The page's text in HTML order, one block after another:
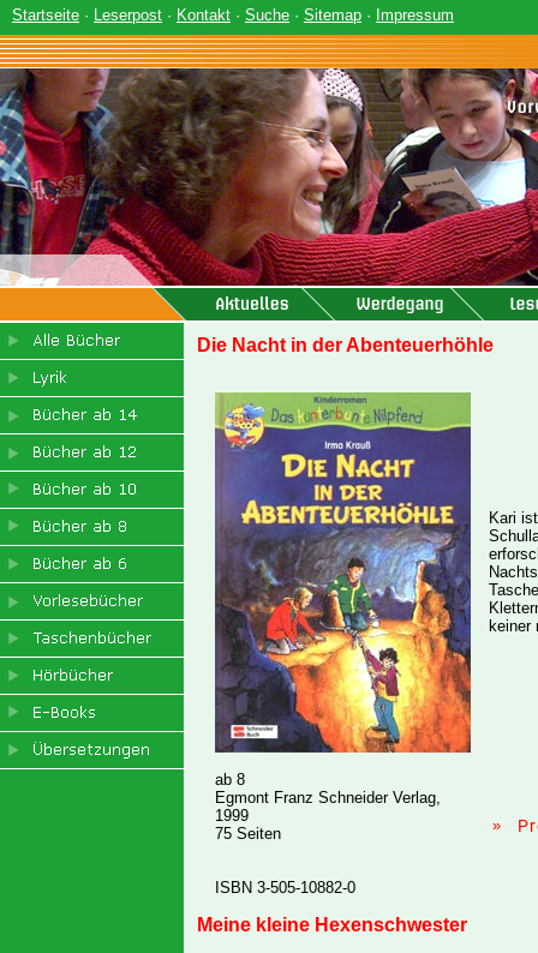
Startseite · Leserpost · Kontakt · Suche · Sitemap · Impressum
Die Nacht in der Abenteuerhöhle
Kari
keiner
ab 8
Egmont Franz Schneider Verlag,
1999
75 Seiten
ISBN 3-505-10882-0
»
Meine kleine Hexenschwester